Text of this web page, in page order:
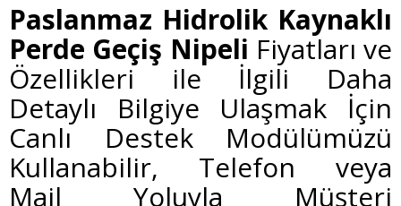
Paslanmaz Hidrolik Kaynaklı
Perde Geçiş Nipeli Fiyatları ve
Özellikleri ile İlgili Daha
Detaylı Bilgiye Ulaşmak İçin
Canlı Destek Modülümüzü
Kullanabilir, Telefon veya
Mail Yoluyla Müşteri